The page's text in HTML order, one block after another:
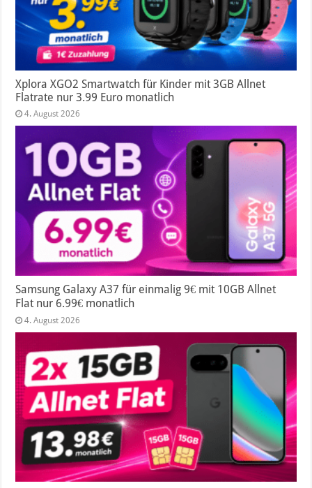
Xplora XGO2 Smartwatch für Kinder mit 3GB Allnet
Flatrate nur 3.99 Euro monatlich
4. August 2026
Samsung Galaxy A37 für einmalig 9€ mit 10GB Allnet
Flat nur 6.99€ monatlich
4. August 2026